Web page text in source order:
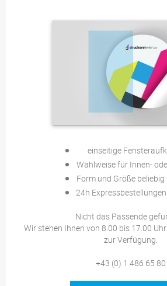
einseitige
Wahlweise für Innen-
Form und Größe
24h
Nicht das Passende
Wir stehen Ihnen von 8.00 bis 17.00
zur Verfügung.
+43 (0) 1 486 65 80